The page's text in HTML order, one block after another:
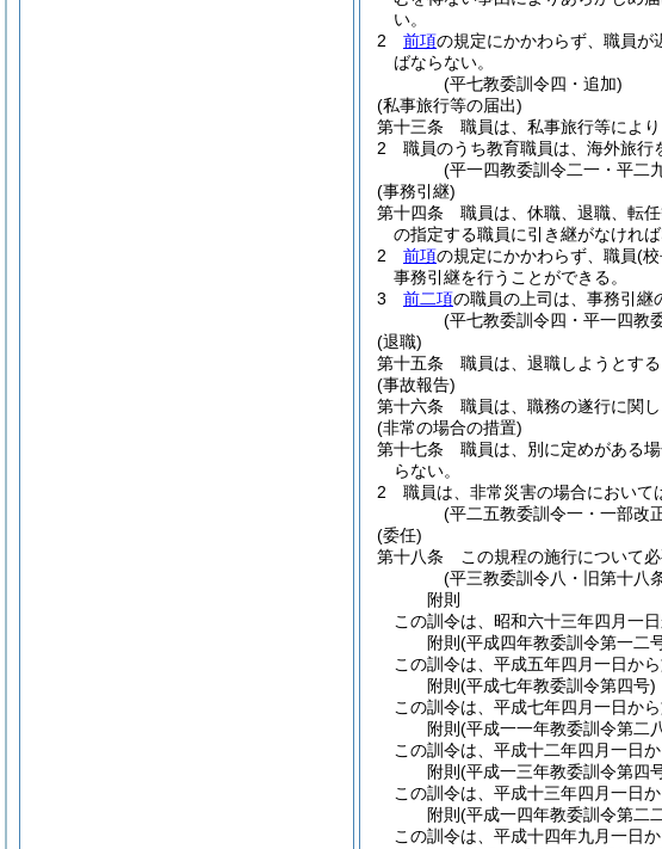
い。
2
前項の規定にかかわらず、職員が
ばならない。
(平七教委訓令四・追加)
(私事旅行等の届出)
第十三条
職員は、私事旅行等によ
2
職員のうち教育職員は、海外旅行
(平一四教委訓令二一・平二
(事務引継)
第十四条
職員は、休職、退職、転
の指定する職員に引き継がなければ
2
前項の規定にかかわらず、職員(
事務引継を行うことができる。
3
前二項の職員の上司は、事務引継
(平七教委訓令四・平一四教
(退職)
第十五条
職員は、退職しようとす
(事故報告)
第十六条
職員は、職務の遂行に関
(非常の場合の措置)
第十七条
職員は、別に定めがある
らない。
2
職員は、非常災害の場合において
(平二五教委訓令一・一部改
(委任)
第十八条
この規程の施行について
(平三教委訓令八・旧第十八
附則
この訓令は、昭和六十三年四月一日
附則 (平成四年教委訓令第一二
この訓令は、平成五年四月一日から
附則 (平成七年教委訓令第四号)
この訓令は、平成七年四月一日から
附則 (平成一一年教委訓令第二
この訓令は、平成十二年四月一日か
附則 (平成一三年教委訓令第四
この訓令は、平成十三年四月一日か
附則 (平成一四年教委訓令第二
この訓令は、平成十四年九月一日か